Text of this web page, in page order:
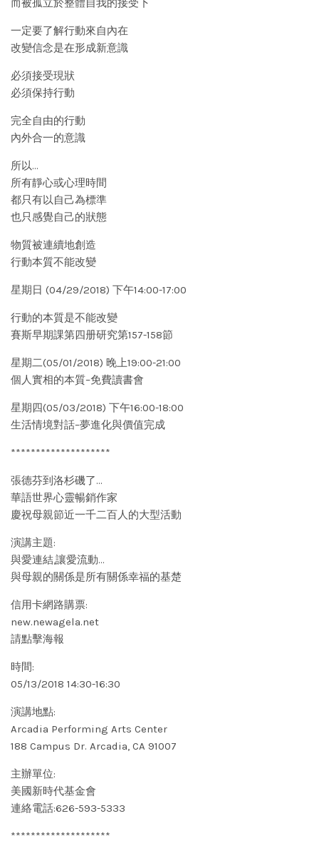
而被孤立於整體自我的接受下
一定要了解行動來自內在
改變信念是在形成新意識
必須接受現狀
必須保持行動
完全自由的行動
內外合一的意識
所以…
所有靜心或心理時間
都只有以自己為標準
也只感覺自己的狀態
物質被連續地創造
行動本質不能改變
星期日 (04/29/2018) 下午14:00-17:00
行動的本質是不能改變
賽斯早期課第四册研究第157-158節
星期二(05/01/2018) 晚上19:00-21:00
個人實相的本質–免費讀書會
星期四(05/03/2018) 下午16:00-18:00
生活情境對話–夢進化與價值完成
********************
張德芬到洛杉磯了…
華語世界心靈暢銷作家
慶祝母親節近一千二百人的大型活動
演講主題:
與愛連結,讓愛流動…
與母親的關係是所有關係幸福的基楚
信用卡網路購票:
new.newagela.net
請點擊海報
時間:
05/13/2018 14:30-16:30
演講地點:
Arcadia Performing Arts Center
188 Campus Dr. Arcadia, CA 91007
主辦單位:
美國新時代基金會
連絡電話:626-593-5333
********************